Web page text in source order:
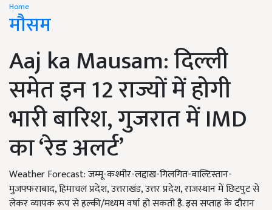
Home
मौसम
Aaj ka Mausam: दिल्ली
समेत इन 12 राज्यों में होगी
भारी बारिश, गुजरात में IMD
का ‘रेड अलर्ट’
Weather Forecast: जम्मू-कश्मीर-लद्दाख-गिलगित-बाल्टिस्तान-
मुजफ्फराबाद, हिमाचल प्रदेश, उत्तराखंड, उत्तर प्रदेश, राजस्थान में छिटपुट से
लेकर व्यापक रूप से हल्की/मध्यम वर्षा हो सकती है. इस सप्ताह के दौरान